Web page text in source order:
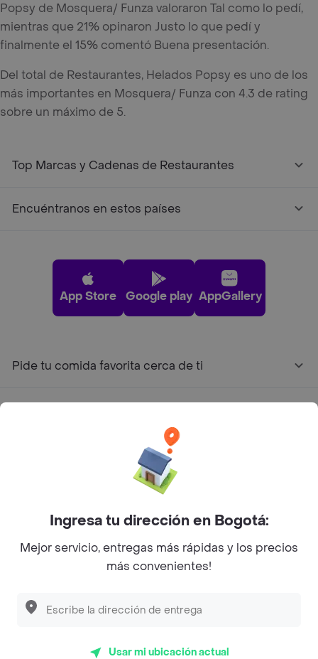
Popsy de Mosquera/ Funza valoraron Tal como lo pedí,
mientras que 21% opinaron Justo lo que pedí y
finalmente el 15% comentó Buena presentación.
Del total de Restaurantes, Helados Popsy es uno de los
más importantes en Mosquera/ Funza con 4.3 de rating
sobre un máximo de 5.
Top Marcas y Cadenas de Restaurantes
Encuéntranos en estos países
App Store Google play AppGallery
Pide tu comida favorita cerca de ti
Facebook
TwitterInstagram
Rappi Inc. All rights reserved.
Rappi S.A.S. --- NIT 900.843.898-9 --- Calle 63 # 16A-02
Ingresa tu dirección en Bogotá:
Mejor servicio, entregas más rápidas y los precios
más convenientes!
Usar mi ubicación actual